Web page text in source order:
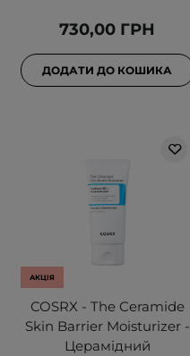
730,00 ГРН
ДОДАТИ ДО КОШИКА
АКЦІЯ
COSRX - The Ceramide
Skin Barrier Moisturizer -
Церамідний